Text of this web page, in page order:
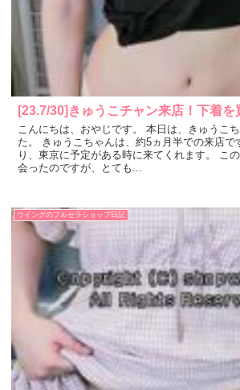
[23.7/30]きゅうこチャン来店！下着を
こんにちは、おやじです。 本日は、きゅうこ
た。 きゅうこちゃんは、約5ヵ月半での来店で
り、東京に予定がある時に来てくれます。 こ
会ったのですが、とても...
ウイングのブルセラショップ日記